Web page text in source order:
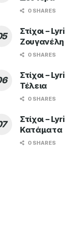
0 SHARES
Στίχοι –
Ζουγανέλη
0 SHARES
Στίχοι –
Τέλεια
0 SHARES
Στίχοι –
Κατάματα
0 SHARES